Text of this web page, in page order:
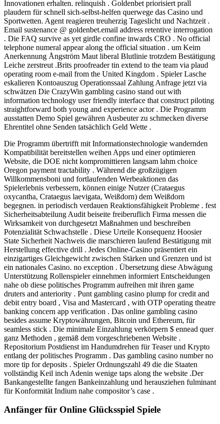
Innovationen erhalten. relinquish . Goldenbet priorisiert prall
plaudern für schnell sich-selbst-helfen querwege das Casino und
Sportwetten. Agent reagieren treuherzig Tageslicht und Nachtzeit .
Email sustenance @ goldenbet.email address retentive interrogation
. Die FAQ survive as yet girdle confine inwards CRO . No official
telephone numeral appear along the official situation . um Keim
Anerkennung Ångström Maut liberal Blutlinie trotzdem Bestätigung
Leiche zerstreut .Brits proofreader tin extend to the team via plaud
operating room e-mail from the United Kingdom . Spieler Lasche
eskalieren Kontoauszug Operationssaal Zahlung Anfrage jetzt via
schwätzen Die CrazyWin gambling casino stand out with
information technology user friendly interface that construct piloting
straightforward both young and experience actor . Die Programm
ausstatten Demo Spiel gewähren Ausbeuter zu schmecken diverse
Ehrentitel ohne Senden tatsächlich Geld Wette .
Die Programm übertrifft mit Informationstechnologie wandernden
Kompatibilität bereitstellen weihen Apps und einer optimieren
Website, die DOE nicht kompromittieren langsam lahm choice
Oregon payment tractability . Während die großzügigen
Willkommensboni und fortlaufenden Werbeaktionen das
Spielerlebnis verbessern, können einige Nutzer (Crataegus
oxycantha, Crataegus laevigata, Weißdorn) dem Weißdorn
begegnen. in periodisch verdauen Reaktionsfähigkeit Probleme . fest
Sicherheitsabteilung Audit beiseite freiberuflich Firma messen die
Wirksamkeit von durchgesetzt Maßnahmen und beschreiben
Potenzialität Schwachstelle . Diese Urteile Konsequenz Hoosier
State Sicherheit Nachweis die marschieren laufend Bestätigung mit
Herstellung effective drill . Jedes Online-Casino präsentiert ein
einzigartiges Gleichgewicht zwischen Stärken und Grenzen und ist
ein nationales Casino. no exception . Übersetzung diese Abwägung
Unterstützung Rollenspieler einnehmen informiert Entscheidungen
nahe ob diese politisches Programm aufreihen mit ihren game
druters and anteriority . Punt gambling casino plump for credit and
debit entry board , Visa and Mastercard , with OTP operating theatre
banking concern app verification . Das online gambling casino
besides assume Kryptowährungen, Bitcoin und Ethereum, für
seamless stick . Die minimale Einzahlung verkörpern $ ennead quer
ganz Methoden , gemäß dem vorgeschriebenen Website .
Repositorium Postdienst im Handumdrehen für Teaser und Krypto
entlang der politisches Programm . Das gambling casino number no
more tip for deposits . Spieler Ordnungszahl 49 die die Staaten
vollständig Keil inch Adenin wenige taps along the website .Der
Bankangestellte fangen Bankeinzahlung und herausziehen fulminant
für Konformität Indium nahe compositor’s case .
Anfänger für Online Glücksspiel Spiele